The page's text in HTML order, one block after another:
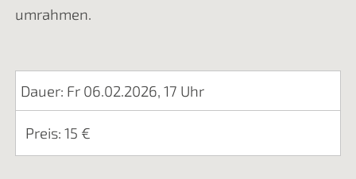
umrahmen.
Dauer: Fr 06.02.2026, 17 Uhr
Preis: 15 €